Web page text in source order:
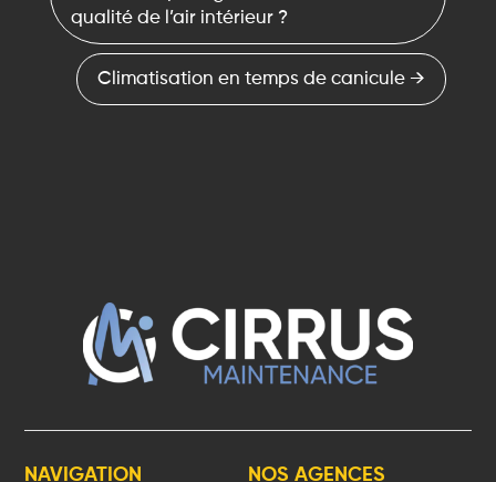
qualité de l’air intérieur ?
Climatisation en temps de canicule →
NAVIGATION NOS AGENCES